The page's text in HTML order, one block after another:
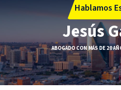
Hablamos
Jesús
ABOGADO CON MÁS DE 20